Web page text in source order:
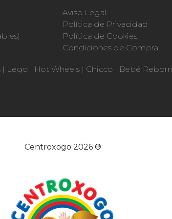
Aviso Legal
Política de Privacidad
Política de Cookies
Condiciones de Compra
| Lego | Hot Wheels | Chicco | Bebé Reborn
Centroxogo 2026 ®